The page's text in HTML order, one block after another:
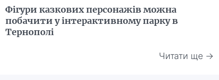
Фігури казкових персонажів можна
побачити у інтерактивному парку в
Тернополі
Читати ще →